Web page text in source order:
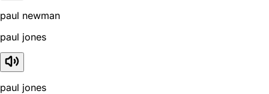
paul newman
paul jones
paul jones